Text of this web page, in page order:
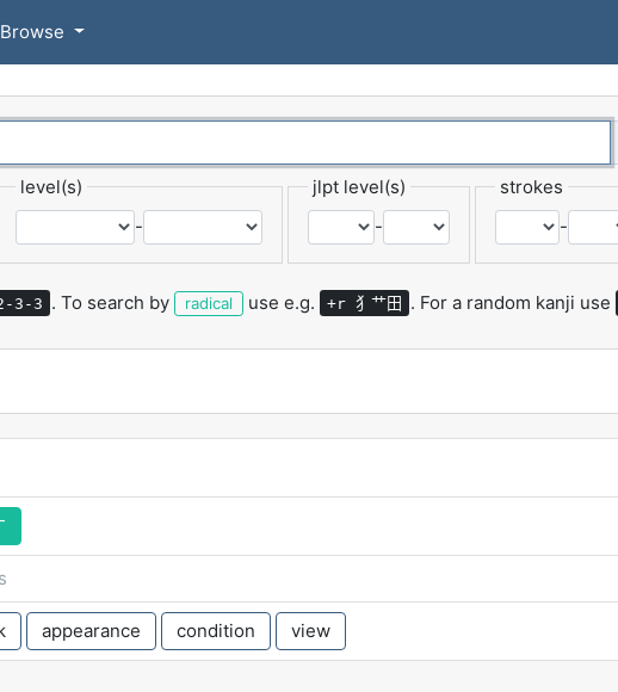
Browse
level(s)
-
jlpt level(s)
-
strokes
-
3-3 . To search by radical use e.g. +r 犭艹田 . For a random kanji use
appearance condition view